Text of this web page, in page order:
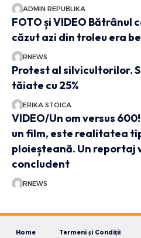
ADMIN REPUBLIKA
FOTO și VIDEO Bătrânul
căzut azi din troleu era
RNEWS
Protest al silvicultorilor.
tăiate cu 25%
ERIKA STOICA
VIDEO/Un om versus 600!
un film, este realitatea
ploieșteană. Un reportaj
concludent
RNEWS
Home Termeni și Condiții